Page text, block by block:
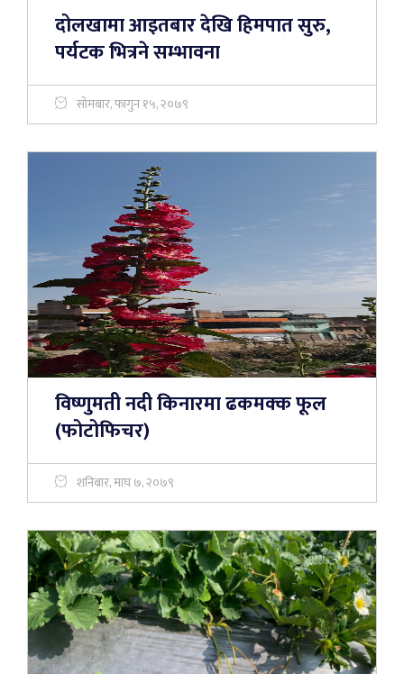
दोलखामा आइतबार देखि हिमपात सुरु,
पर्यटक भित्रने सम्भावना
सोमबार, फागुन १५, २०७९
विष्णुमती नदी किनारमा ढकमक्क फूल
(फोटोफिचर)
शनिबार, माघ ७, २०७९